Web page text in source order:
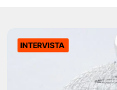
INTERVISTA